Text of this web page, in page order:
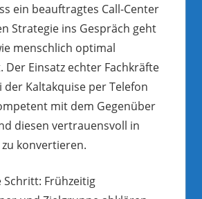
ein beauftragtes Call-Center
Strategie ins Gespräch geht
menschlich optimal
Einsatz echter Fachkräfte
der Kaltakquise per Telefon
mit dem Gegenüber
diesen vertrauensvoll in
konvertieren.
Frühzeitig